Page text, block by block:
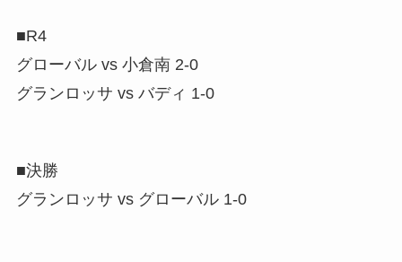
■R4
グローバル vs 小倉南 2-0
グランロッサ vs バディ 1-0
■決勝
グランロッサ vs グローバル 1-0